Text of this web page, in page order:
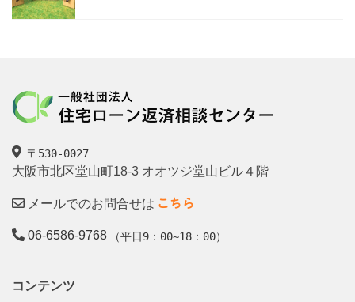
〒530-0027
大阪市北区堂山町18-3 オオツジ堂山ビル４階
メールでのお問合せは こちら
06-6586-9768 （平日9：00~18：00）
コンテンツ